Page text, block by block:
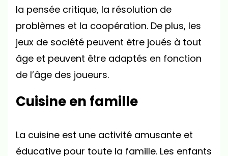
la pensée critique, la résolution de
problèmes et la coopération. De plus, les
jeux de société peuvent être joués à tout
âge et peuvent être adaptés en fonction
de l’âge des joueurs.
Cuisine en famille
La cuisine est une activité amusante et
éducative pour toute la famille. Les enfants